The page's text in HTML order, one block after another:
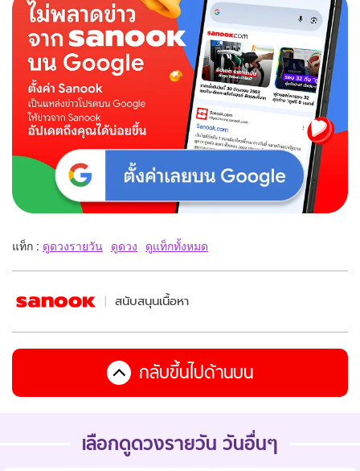
แท็ก : ดูดวงรายวัน ดูดวง ดูแท็กทั้งหมด
สนับสนุนเนื้อหา
กลับขึ้นไปด้านบน
เลือกดูดวงรายวัน วันอื่นๆ